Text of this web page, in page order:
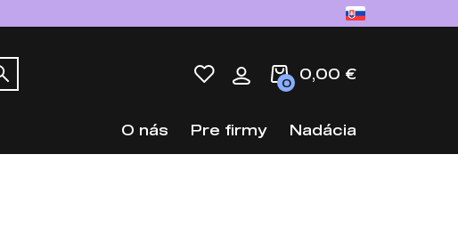
0
0,00 €
O nás Pre firmy Nadácia